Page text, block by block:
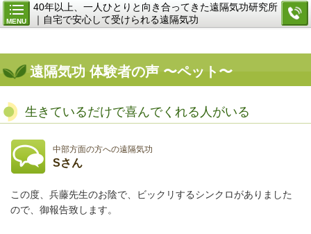
MENU
40年以上、一人ひとりと向き合ってきた遠隔気功研究所
｜自宅で安心して受けられる遠隔気功
遠隔気功 体験者の声 〜ペット〜
生きているだけで喜んでくれる人がいる
中部方面の方への遠隔気功
Sさん
この度、兵藤先生のお陰で、ビックリするシンクロがありました
ので、御報告致します。